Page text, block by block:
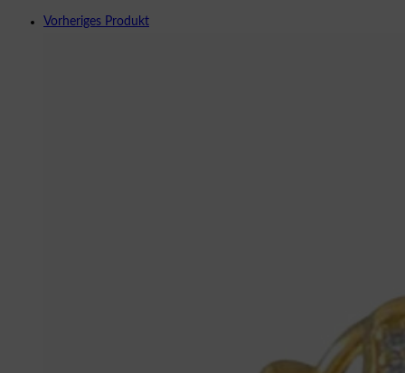
Vorheriges Produkt